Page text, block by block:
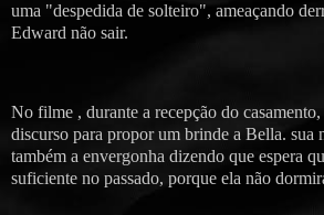
uma "despedida de solteiro", ameaçando
Edward não sair.
No filme , durante a recepção do
discurso para propor um brinde a Bella. sua
também a envergonha dizendo que espera
suficiente no passado, porque ela não